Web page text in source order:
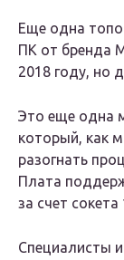
Еще одна
ПК от бренда
2018 году, но
Это еще одна
который, как
разогнать
Плата
за счет сокета
Специалисты